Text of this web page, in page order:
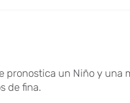
pronostica un Niño y una
de fina.